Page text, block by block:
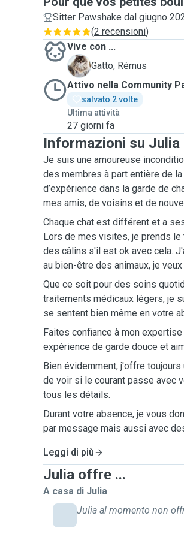
Sitter Pawshake dal giugno
(2 recensioni)
Vive con ...
R
Gatto, Rémus
Attivo nella Community
salvato 2 volte
Ultima attività
27 giorni fa
Informazioni su Julia
Je suis une amoureuse
des membres à part entière de
d’expérience dans la garde de
mes amis, de voisins et de
Chaque chat est différent et a
Lors de mes visites, je prends le
des câlins s'il est ok avec cela.
au bien-être des animaux, je
Que ce soit pour des soins
traitements médicaux légers, je
se sentent bien même en votre
Faites confiance à mon
expérience de garde douce et
Bien évidemment, j'offre
de voir si le courant passe avec
tous les détails.
Durant votre absence, je vous
par message mais aussi avec
Leggi di più
Julia offre ...
A casa di Julia
Julia al momento non